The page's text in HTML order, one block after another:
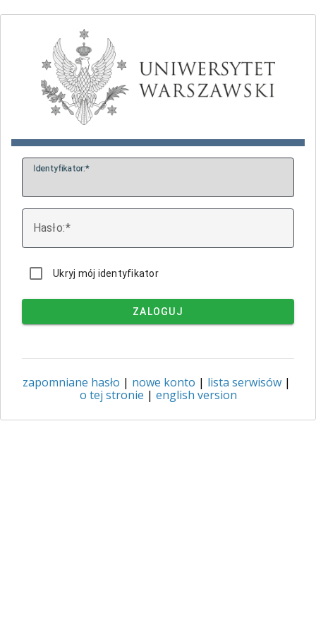
Identyfikator:
Hasło:
Ukryj mój identyfikator
ZALOGUJ
zapomniane hasło | nowe konto | lista serwisów |
o tej stronie | english version